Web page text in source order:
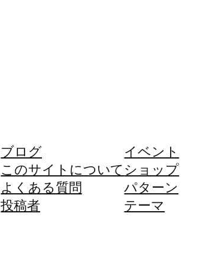
ブログ
このサイトについて
よくある質問
投稿者
イベント
ショップ
パターン
テーマ